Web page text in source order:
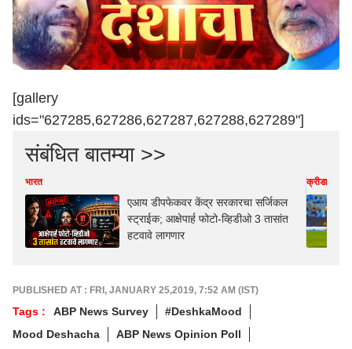
[gallery
ids="627285,627286,627287,627288,627289"]
संबंधित बातम्या >>
भारत
एआय डीपफेकवर केंद्र सरकारचा सर्जिकल
स्ट्राईक; आक्षेपार्ह फोटो-व्हिडीओ 3 तासांत
हटवावे लागणार
क्रीडा
PUBLISHED AT : FRI, JANUARY 25,2019, 7:52 AM (IST)
Tags : ABP News Survey
#DeshkaMood
Mood Deshacha
ABP News Opinion Poll